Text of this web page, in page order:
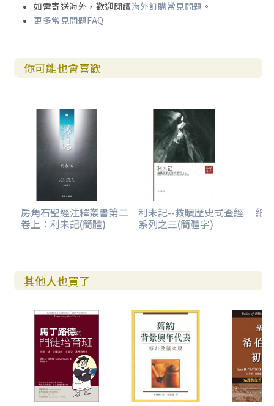
保祂的臨在？）
第二十二章：透過祭司把聖的與俗的、潔淨的與不潔淨的
第二十三章：透過神的子民不把祂的居所污染（利11-15）
（1）：利11-15章的整體分析
第二十四章：透過神的子民不把祂的居所污染（利11-15）
（2）：「潔淨」與「不潔淨」的意思
第二十五章：透過神的子民不把祂的居所污染（利11-15）
（3）：潔淨與不潔淨條例的分析
第二十七章：透過神的子民不把祂的居所污染（利11-15）
（5）：潔淨與不潔淨條例的解釋（二）「不潔淨」與「死
第二十八章：透過神的子民不把祂的居所污染（利11-15）
（6）：潔淨與不潔淨條例的解釋（三）「經文互涉」的進路
第二十九章：透過神的子民不把祂的居所污染（利11-15）
如需寄送海外，歡迎閱讀海外訂購常見問題 。
更多常見問題FAQ
你可能也會喜歡
房角石聖經注釋叢書第二
卷上：利未記(簡體)
利未記--救贖歷史式查經
系列之三(簡體字)
細
其他人也買了